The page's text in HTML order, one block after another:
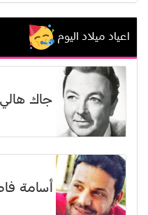
اعياد ميلاد اليوم
جاك هالي
أسامة